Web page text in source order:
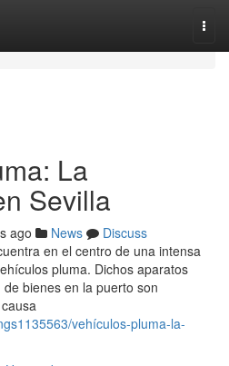
La
Sevilla
ago News
Discuss
en el centro de una intensa
pluma. Dichos aparatos
bienes en la puerto son
vehículos-pluma-la-